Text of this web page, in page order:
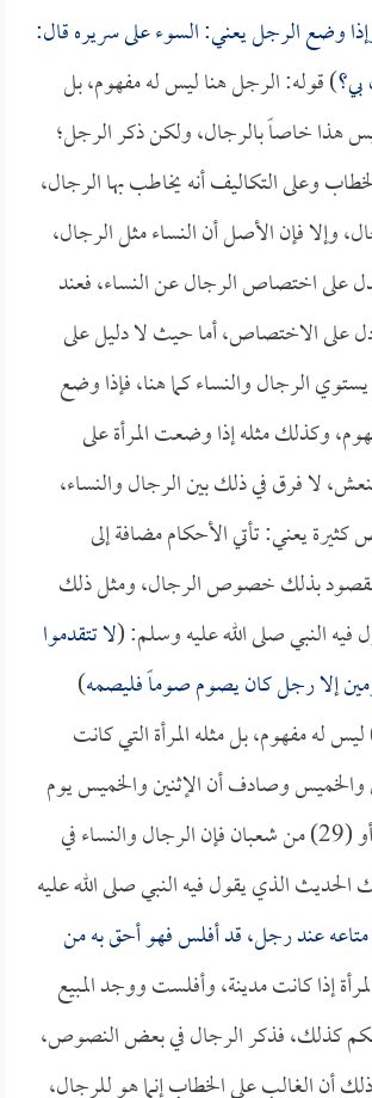
وضع الرجل يعني: السوء على سريره قال:
بي؟) قوله: الرجل هنا ليس له مفهوم، بل
هذا خاصاً بالرجال، ولكن ذكر الرجل؛
وعلى التكاليف أنه يخاطب بها الرجال،
وإلا فإن الأصل أن النساء مثل الرجال،
على اختصاص الرجال عن النساء، فعند
على الاختصاص، أما حيث لا دليل على
الرجال والنساء كما هنا، فإذا وضع
وكذلك مثله إذا وضعت المرأة على
لا فرق في ذلك بين الرجال والنساء،
يعني: تأتي الأحكام مضافة إلى
بذلك خصوص الرجال، ومثل ذلك
فيه النبي صلى الله عليه وسلم: (لا تتقدموا
إلا رجل كان يصوم صوماً فليصمه)
له مفهوم، بل مثله المرأة التي كانت
والخميس وصادف أن الإثنين والخميس يوم
(30) من شعبان أو (29) من شعبان فإن الرجال والنساء في
الذي يقول فيه النبي صلى الله عليه
عند رجل، قد أفلس فهو أحق به من
إذا كانت مدينة، وأفلست ووجد المبيع
كذلك، فذكر الرجال في بعض النصوص،
أن الغالب على الخطاب إنما هو للرجال،